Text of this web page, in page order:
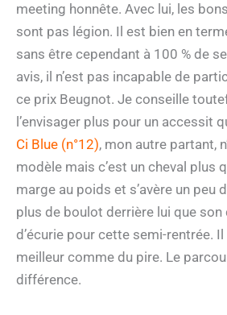
meeting honnête. Avec lui, les
sont pas légion. Il est bien en
sans être cependant à 100 % de
avis, il n’est pas incapable de
ce prix Beugnot. Je conseille
l’envisager plus pour un accessit
Ci Blue (n°12), mon autre partant,
modèle mais c’est un cheval plus
marge au poids et s’avère un peu
plus de boulot derrière lui que
d’écurie pour cette semi-rentrée.
meilleur comme du pire. Le
différence.